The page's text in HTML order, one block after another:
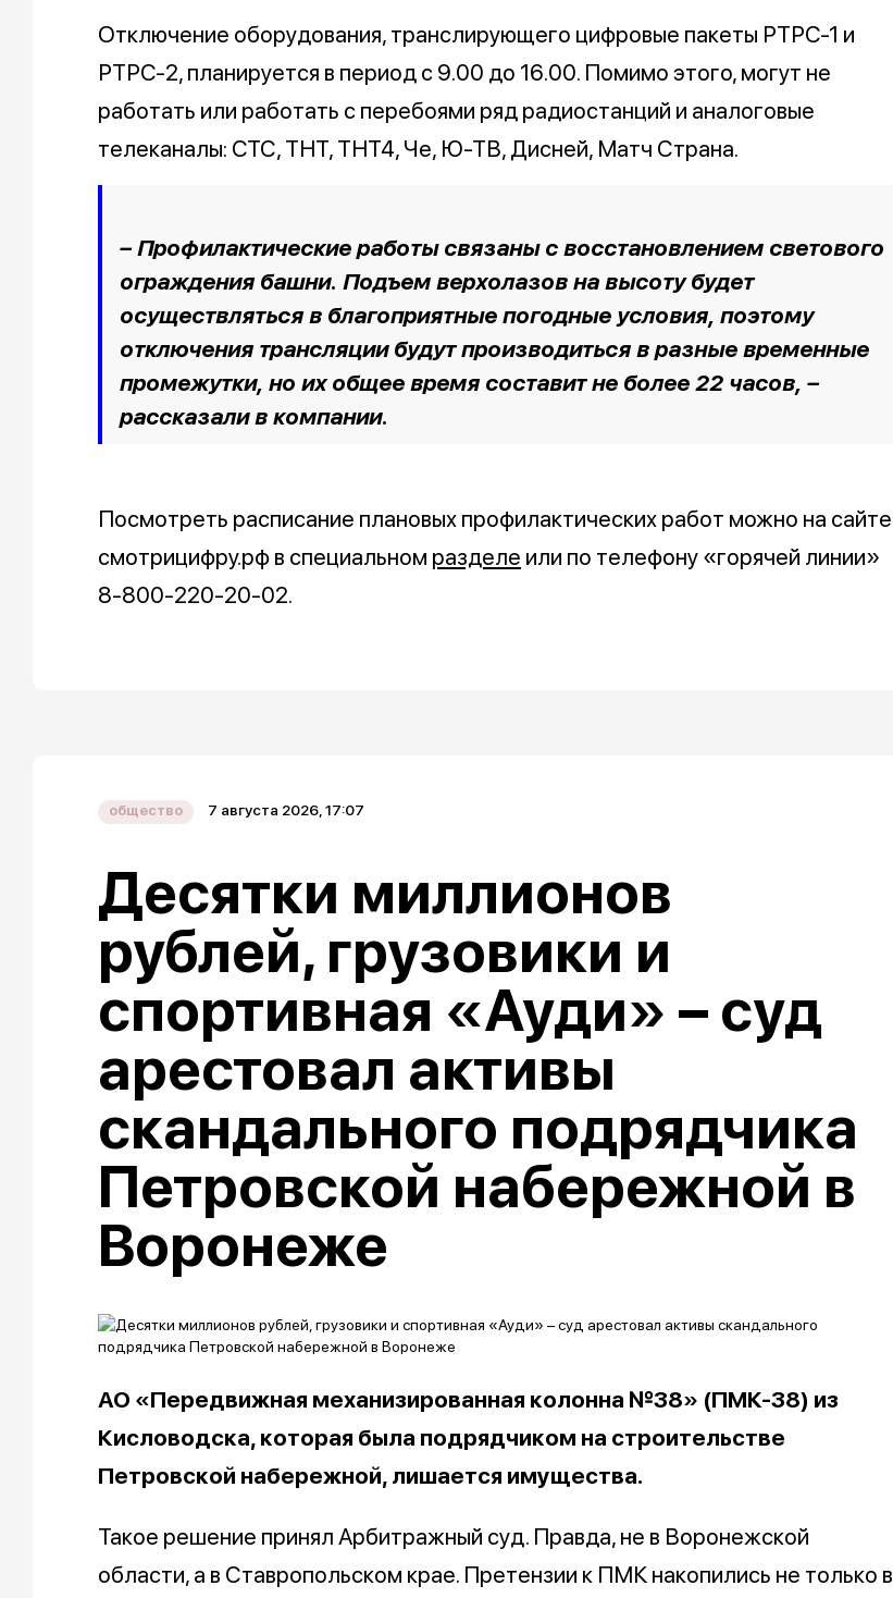
Отключение оборудования, транслирующего цифровые пакеты РТРС-1 и
РТРС-2, планируется в период с 9.00 до 16.00. Помимо этого, могут не
работать или работать с перебоями ряд радиостанций и аналоговые
телеканалы: СТС, ТНТ, ТНТ4, Че, Ю-ТВ, Дисней, Матч Страна.
– Профилактические работы связаны с восстановлением светового
ограждения башни. Подъем верхолазов на высоту будет
осуществляться в благоприятные погодные условия, поэтому
отключения трансляции будут производиться в разные временные
промежутки, но их общее время составит не более 22 часов, –
рассказали в компании.
Посмотреть расписание плановых профилактических работ можно на сайте
смотрицифру.рф в специальном разделе или по телефону «горячей линии»
8-800-220-20-02.
общество 7 августа 2026, 17:07
Десятки миллионов
рублей, грузовики и
спортивная «Ауди» – суд
арестовал активы
скандального подрядчика
Петровской набережной в
Воронеже
АО «Передвижная механизированная колонна №38» (ПМК-38) из
Кисловодска, которая была подрядчиком на строительстве
Петровской набережной, лишается имущества.
Такое решение принял Арбитражный суд. Правда, не в Воронежской
области, а в Ставропольском крае. Претензии к ПМК накопились не только в